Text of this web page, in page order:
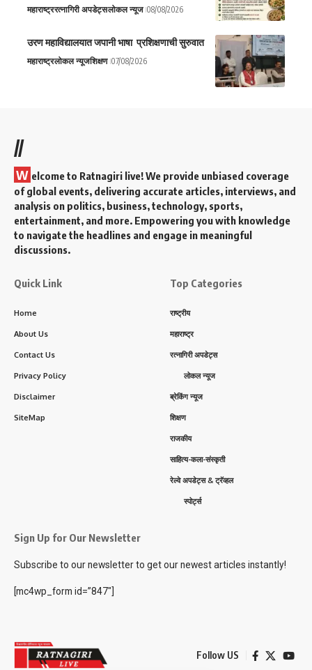
महाराष्ट्ररत्नागिरी अपडेट्सलोकल न्यूज 08/08/2026
उरण महाविद्यालयात जपानी भाषा प्रशिक्षणाची सुरुवात
महाराष्ट्रलोकल न्यूजशिक्षण 07/08/2026
//
W elcome to Ratnagiri live! We provide unbiased coverage
of global events, delivering accurate articles, interviews, and
analysis on politics, business, technology, sports,
entertainment, and more. Empowering you with knowledge
to navigate the headlines and engage in meaningful
discussions.
Quick Link
Home
About Us
Contact Us
Privacy Policy
Disclaimer
SiteMap
Top Categories
राष्ट्रीय
महाराष्ट्र
रत्नागिरी अपडेट्स
लोकल न्यूज
ब्रेकिंग न्यूज
शिक्षण
राजकीय
साहित्य-कला-संस्कृती
रेल्वे अपडेट्स & ट्रॅव्हल
स्पोर्ट्स
Sign Up for Our Newsletter
Subscribe to our newsletter to get our newest articles instantly!
[mc4wp_form id=”847″]
Follow US